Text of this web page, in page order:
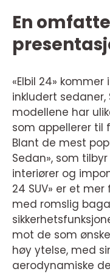
En
«Elbil 24»
inkludert sedaner,
modellene har
som appellerer til
Blant de mest
Sedan», som
interiører og
24 SUV» er et
med romslig
mot de som
høy ytelse, med
aerodynamiske